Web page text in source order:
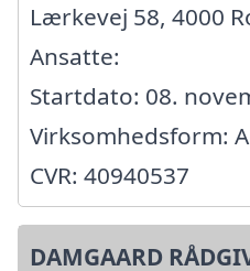
Lærkevej 58, 4000
Ansatte:
Startdato: 08.
Virksomhedsform:
CVR: 40940537
DAMGAARD